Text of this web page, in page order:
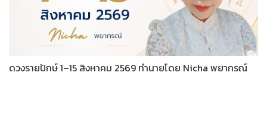
ดวงรายปักษ์ 1–15 สิงหาคม 2569 ทำนายโดย Nicha พยากรณ์